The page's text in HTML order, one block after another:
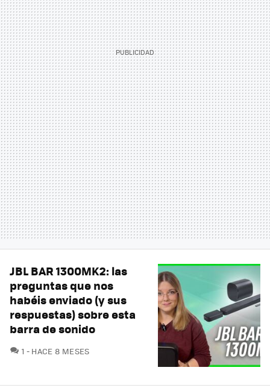
JBL BAR 1300MK2: las
preguntas que nos
habéis enviado (y sus
respuestas) sobre esta
barra de sonido
1 COMENTARIOS
HACE 8 MESES